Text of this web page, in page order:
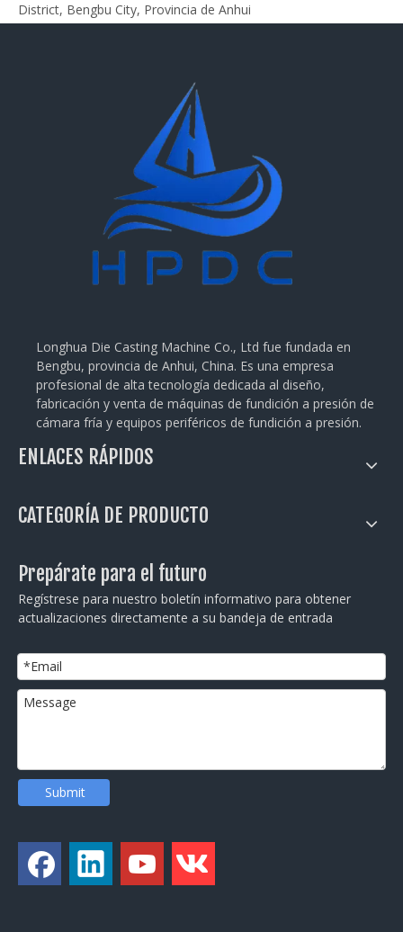
District, Bengbu City, Provincia de Anhui
Longhua Die Casting Machine Co., Ltd fue fundada en
Bengbu, provincia de Anhui, China. Es una empresa
profesional de alta tecnología dedicada al diseño,
fabricación y venta de máquinas de fundición a presión de
cámara fría y equipos periféricos de fundición a presión.
ENLACES RÁPIDOS
CATEGORÍA DE PRODUCTO
Prepárate para el futuro
Regístrese para nuestro boletín informativo para obtener
actualizaciones directamente a su bandeja de entrada
Submit